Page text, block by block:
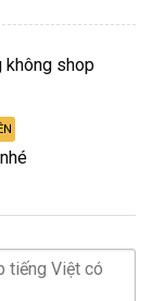
không shop